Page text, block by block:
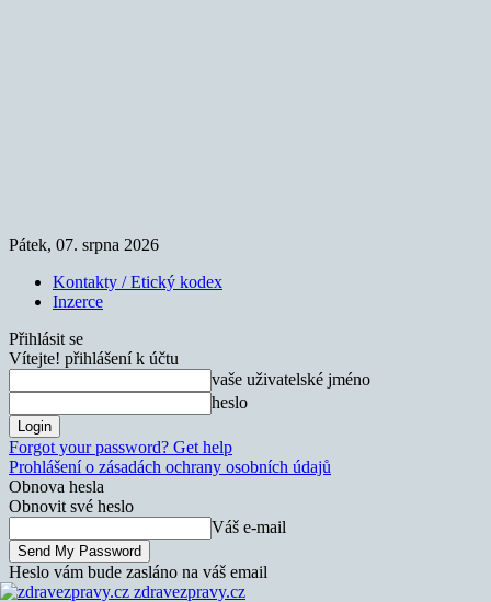
Pátek, 07. srpna 2026
Kontakty / Etický kodex
Inzerce
Přihlásit se
Vítejte! přihlášení k účtu
vaše uživatelské jméno
heslo
Forgot your password? Get help
Prohlášení o zásadách ochrany osobních údajů
Obnova hesla
Obnovit své heslo
Váš e-mail
Heslo vám bude zasláno na váš email
zdravezpravy.cz